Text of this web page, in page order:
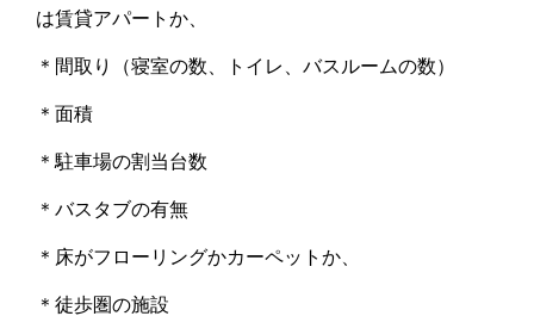
は賃貸アパートか、
＊間取り（寝室の数、トイレ、バスルームの数）
＊面積
＊駐車場の割当台数
＊バスタブの有無
＊床がフローリングかカーペットか、
＊徒歩圏の施設